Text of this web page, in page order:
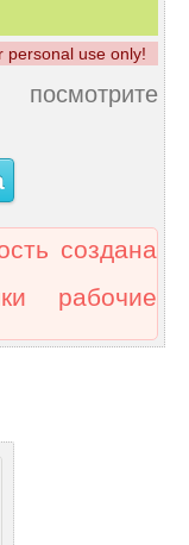
personal use only!
создана
рабочие